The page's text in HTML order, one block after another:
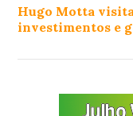
Hugo Motta
investimentos e